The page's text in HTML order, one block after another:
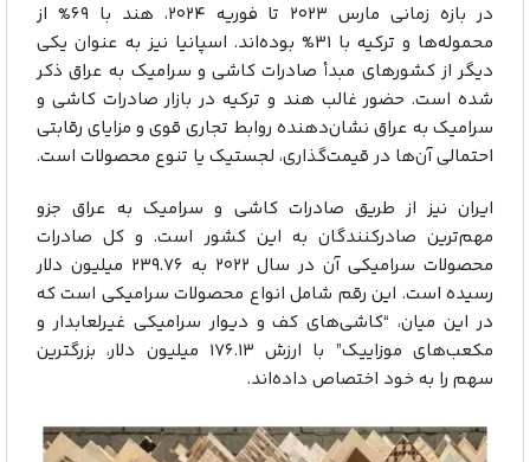
در بازه زمانی مارس ۲۰۲۳ تا فوریه ۲۰۲۴، هند با ۶۹% از
محموله‌ها و ترکیه با ۳۱% بوده‌اند. اسپانیا نیز به عنوان یکی
دیگر از کشورهای مبدأ صادرات کاشی و سرامیک به عراق ذکر
شده است. حضور غالب هند و ترکیه در بازار صادرات کاشی و
سرامیک به عراق نشان‌دهنده روابط تجاری قوی و مزایای رقابتی
احتمالی آن‌ها در قیمت‌گذاری، لجستیک یا تنوع محصولات است.
ایران نیز از طریق صادرات کاشی و سرامیک به عراق جزو
مهم‌ترین صادرکنندگان به این کشور است. و کل صادرات
محصولات سرامیکی آن در سال ۲۰۲۲ به ۲۳۹.۷۶ میلیون دلار
رسیده است. این رقم شامل انواع محصولات سرامیکی است که
در این میان، “کاشی‌های کف و دیوار سرامیکی غیرلعابدار و
مکعب‌های موزاییک” با ارزش ۱۷۶.۱۳ میلیون دلار، بزرگترین
سهم را به خود اختصاص داده‌اند.